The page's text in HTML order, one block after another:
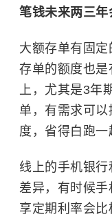
笔钱未来两三年
大额存单有固
存单的额度也
上，尤其是3年
单，有需求可
度，省得白跑一
线上的手机银
差异，有时候
享定期利率会比